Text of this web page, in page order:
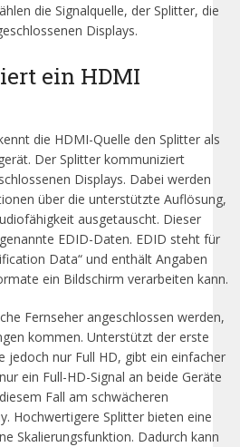
die Signalquelle, der Splitter, die
Displays.
ein HDMI
die HDMI-Quelle den Splitter als
Der Splitter kommuniziert
Displays. Dabei werden
über die unterstützte Auflösung,
ausgetauscht. Dieser
EDID-Daten. EDID steht für
Data“ und enthält Angaben
ein Bildschirm verarbeiten kann.
Fernseher angeschlossen werden,
kommen. Unterstützt der erste
jedoch nur Full HD, gibt ein einfacher
ein Full-HD-Signal an beide Geräte
Fall am schwächeren
Hochwertigere Splitter bieten eine
Skalierungsfunktion. Dadurch kann